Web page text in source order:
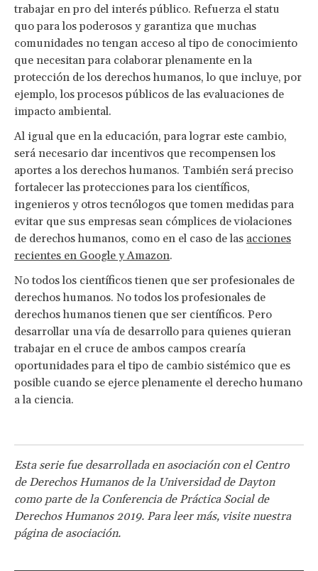
trabajar en pro del interés público. Refuerza el statu
quo para los poderosos y garantiza que muchas
comunidades no tengan acceso al tipo de conocimiento
que necesitan para colaborar plenamente en la
protección de los derechos humanos, lo que incluye, por
ejemplo, los procesos públicos de las evaluaciones de
impacto ambiental.
Al igual que en la educación, para lograr este cambio,
será necesario dar incentivos que recompensen los
aportes a los derechos humanos. También será preciso
fortalecer las protecciones para los científicos,
ingenieros y otros tecnólogos que tomen medidas para
evitar que sus empresas sean cómplices de violaciones
de derechos humanos, como en el caso de las acciones
recientes en Google y Amazon.
No todos los científicos tienen que ser profesionales de
derechos humanos. No todos los profesionales de
derechos humanos tienen que ser científicos. Pero
desarrollar una vía de desarrollo para quienes quieran
trabajar en el cruce de ambos campos crearía
oportunidades para el tipo de cambio sistémico que es
posible cuando se ejerce plenamente el derecho humano
a la ciencia.
Esta serie fue desarrollada en asociación con el Centro
de Derechos Humanos de la Universidad de Dayton
como parte de la Conferencia de Práctica Social de
Derechos Humanos 2019. Para leer más, visite nuestra
página de asociación.